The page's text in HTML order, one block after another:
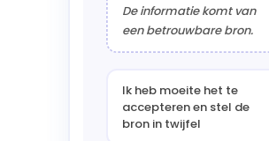
De informatie komt van
een betrouwbare bron.
Ik heb moeite het te
accepteren en stel de
bron in twijfel